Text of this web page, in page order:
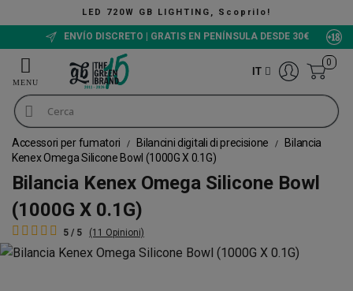
LED 720W GB LIGHTING, Scoprilo!
ENVÍO DISCRETO | GRATIS EN PENÍNSULA DESDE 30€
IT
0
Accessori per fumatori Bilancini digitali di precisione
Bilancia
Kenex Omega Silicone Bowl (1000G X 0.1G)
Bilancia Kenex Omega Silicone Bowl
(1000G X 0.1G)
5 / 5 (11 Opinioni)